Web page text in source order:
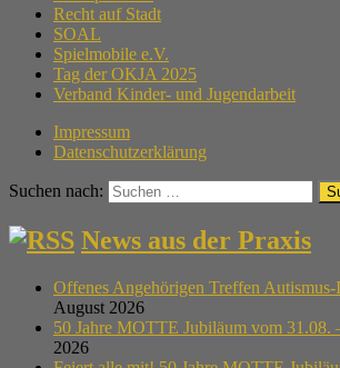
Recht auf Stadt
SOAL
Spielmobile e.V.
Tag der OKJA 2025
Verband Kinder- und Jugendarbeit
Impressum
Datenschutzerklärung
Suchen nach:
News aus der Praxis
Offenes Angehörigen Treffen
August 2026
50 Jahre MOTTE Jubiläum vom 31.08.
2026